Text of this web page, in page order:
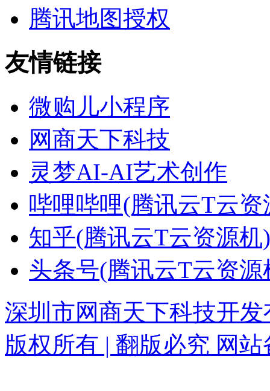
腾讯地图授权
友情链接
微购儿小程序
网商天下科技
灵梦AI-AI艺术创作
哔哩哔哩(腾讯云T云资
知乎(腾讯云T云资源机)
头条号(腾讯云T云资源
深圳市网商天下科技开发
版权所有 | 翻版必究 网站